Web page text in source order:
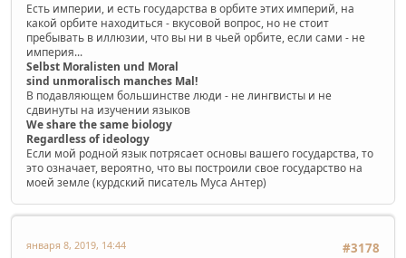
Есть империи, и есть государства в орбите этих империй, на
какой орбите находиться - вкусовой вопрос, но не стоит
пребывать в иллюзии, что вы ни в чьей орбите, если сами - не
империя...
Selbst Moralisten und Moral
sind unmoralisch manches Mal!
В подавляющем большинстве люди - не лингвисты и не
сдвинуты на изучении языков
We share the same biology
Regardless of ideology
Если мой родной язык потрясает основы вашего государства, то
это означает, вероятно, что вы построили свое государство на
моей земле (курдский писатель Муса Антер)
#3178
января 8, 2019, 14:44